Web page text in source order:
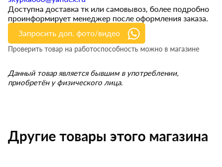
Доступна доставка тк или самовывоз, более подробно
проинформирует менеджер после оформления заказа.
Запросить доп. фото/видео
Проверить товар на работоспособность можно в магазине
Данный товар является бывшим в употреблении,
приобретён у физического лица.
Другие товары этого магазина